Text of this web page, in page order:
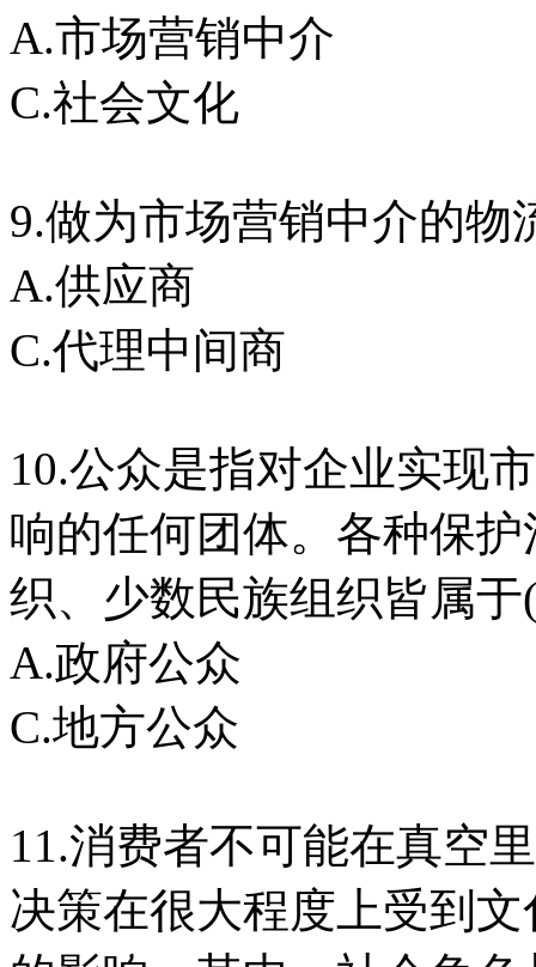
A.市场营销中
C.社会文化 D.
9.做为市场营销中介的
A.供应商 B.商
C.代理中间商
10.公众是指对企业实现
响的任何团体。各种保
织、少数民族组织皆
A.政府公众 B.
C.地方公众 D.
11.消费者不可能在真空
决策在很大程度上受到